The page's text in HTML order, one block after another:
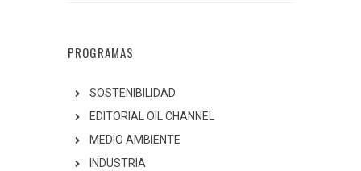
PROGRAMAS
SOSTENIBILIDAD
EDITORIAL OIL CHANNEL
MEDIO AMBIENTE
INDUSTRIA